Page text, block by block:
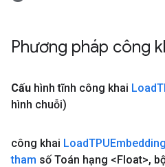
Phương pháp công
Cấu hình tĩnh công khai Load
hình chuỗi)
công khai LoadTPUEmbedding
tham số Toán hạng <Float>,